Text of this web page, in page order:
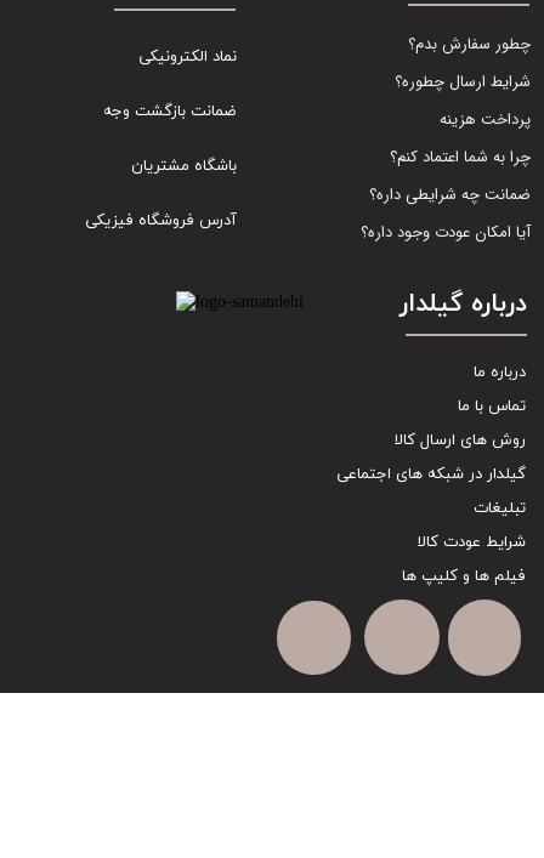
چطور سفارش بدم؟
شرایط ارسال چطوره؟
پرداخت هزینه
چرا به شما اعتماد کنم؟
ضمانت چه شرایطی داره؟
آیا امکان عودت وجود داره؟
نماد الکترونیکی
ضمانت بازگشت وجه
باشگاه مشتریان
آدرس فروشگاه فیزیکی
درباره گیلدار
درباره ما
تماس با ما
روش های ارسال کالا
گیلدار در شبکه های اجتماعی
تبلیغات
شرایط عودت کالا
فیلم ها و کلیپ ها